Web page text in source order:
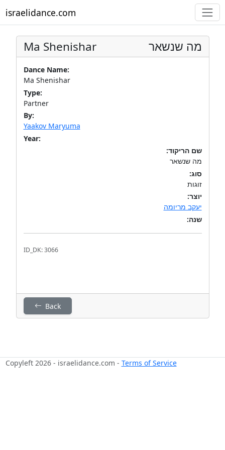
israelidance.com
Ma Shenishar מה שנשאר
Dance Name:
Ma Shenishar
Type:
Partner
By:
Yaakov Maryuma
Year:
שם הריקוד:
מה שנשאר
סוג:
זוגות
יוצר:
יעקב מריומה
שנה:
ID_DK: 3066
Back
Copyleft 2026 - israelidance.com - Terms of Service